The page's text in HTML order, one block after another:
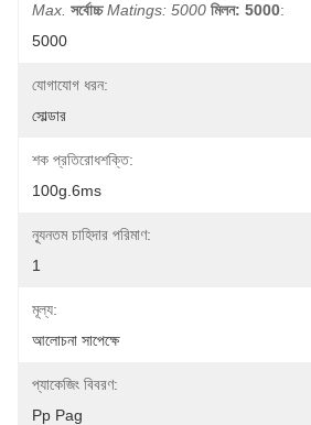
Max. সর্বোচ্চ Matings: 5000 মিলন: 5000:
5000
যোগাযোগ ধরন:
সোল্ডার
শক প্রতিরোধশক্তি:
100g.6ms
ন্যূনতম চাহিদার পরিমাণ:
1
মূল্য:
আলোচনা সাপেক্ষে
প্যাকেজিং বিবরণ:
Pp Pag